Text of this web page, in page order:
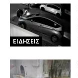
ΕΙΔΗΣΕΙΣ